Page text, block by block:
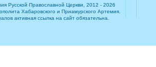
Русской Православной Церкви, 2012 - 2026
Хабаровского и Приамурского Артемия.
активная ссылка на сайт обязательна.